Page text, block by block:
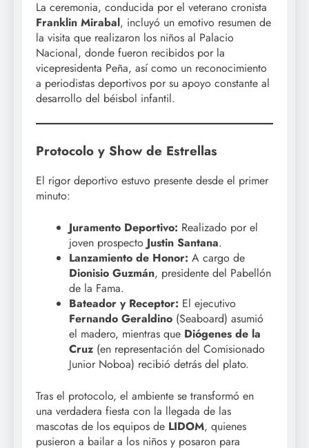
La ceremonia, conducida por el veterano cronista
Franklin Mirabal, incluyó un emotivo resumen de
la visita que realizaron los niños al Palacio
Nacional, donde fueron recibidos por la
vicepresidenta Peña, así como un reconocimiento
a periodistas deportivos por su apoyo constante al
desarrollo del béisbol infantil.
Protocolo y Show de Estrellas
El rigor deportivo estuvo presente desde el primer
minuto:
Juramento Deportivo: Realizado por el
joven prospecto Justin Santana.
Lanzamiento de Honor: A cargo de
Dionisio Guzmán, presidente del Pabellón
de la Fama.
Bateador y Receptor: El ejecutivo
Fernando Geraldino (Seaboard) asumió
el madero, mientras que Diógenes de la
Cruz (en representación del Comisionado
Junior Noboa) recibió detrás del plato.
Tras el protocolo, el ambiente se transformó en
una verdadera fiesta con la llegada de las
mascotas de los equipos de LIDOM, quienes
pusieron a bailar a los niños y posaron para